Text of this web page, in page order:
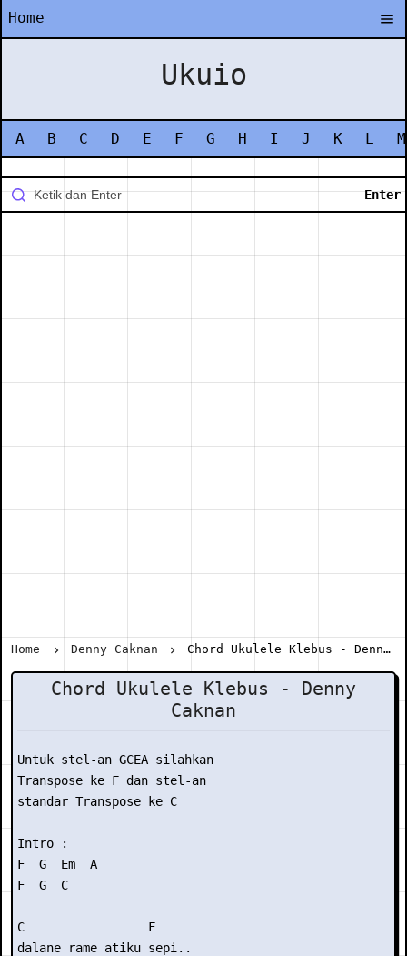
Home
Ukuio
A B C D E F G H I J K L M
Home Denny Caknan Chord Ukulele Klebus - Denny Caknan
Chord Ukulele Klebus - Denny
Caknan
Untuk stel-an GCEA silahkan
Transpose ke F dan stel-an
standar Transpose ke C
Intro :
F  G  Em  A
F  G  C
C                 F
dalane rame atiku sepi..